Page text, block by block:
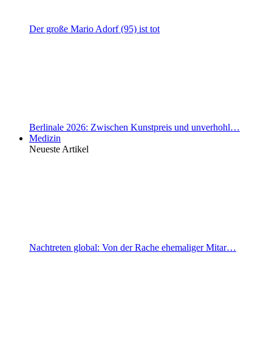
Der große Mario Adorf (95) ist tot
Berlinale 2026: Zwischen Kunstpreis und unverhohl…
Medizin
Neueste Artikel
Nachtreten global: Von der Rache ehemaliger Mitar…